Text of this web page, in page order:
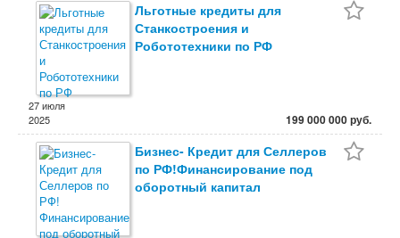
Льготные кредиты для
Станкостроения и
Робототехники по РФ
27 июля
2025
199 000 000 руб.
Бизнес- Кредит для Селлеров
по РФ!Финансирование под
оборотный капитал